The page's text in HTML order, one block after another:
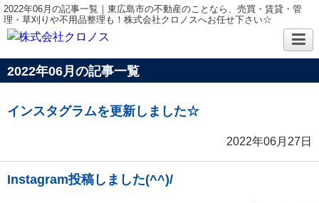
2022年06月の記事一覧｜東広島市の不動産のことなら、売買・賃貸・管
理・草刈りや不用品整理も！株式会社クロノスへお任せ下さい☆
2022年06月の記事一覧
インスタグラムを更新しました☆
2022年06月27日
Instagram投稿しました(^^)/